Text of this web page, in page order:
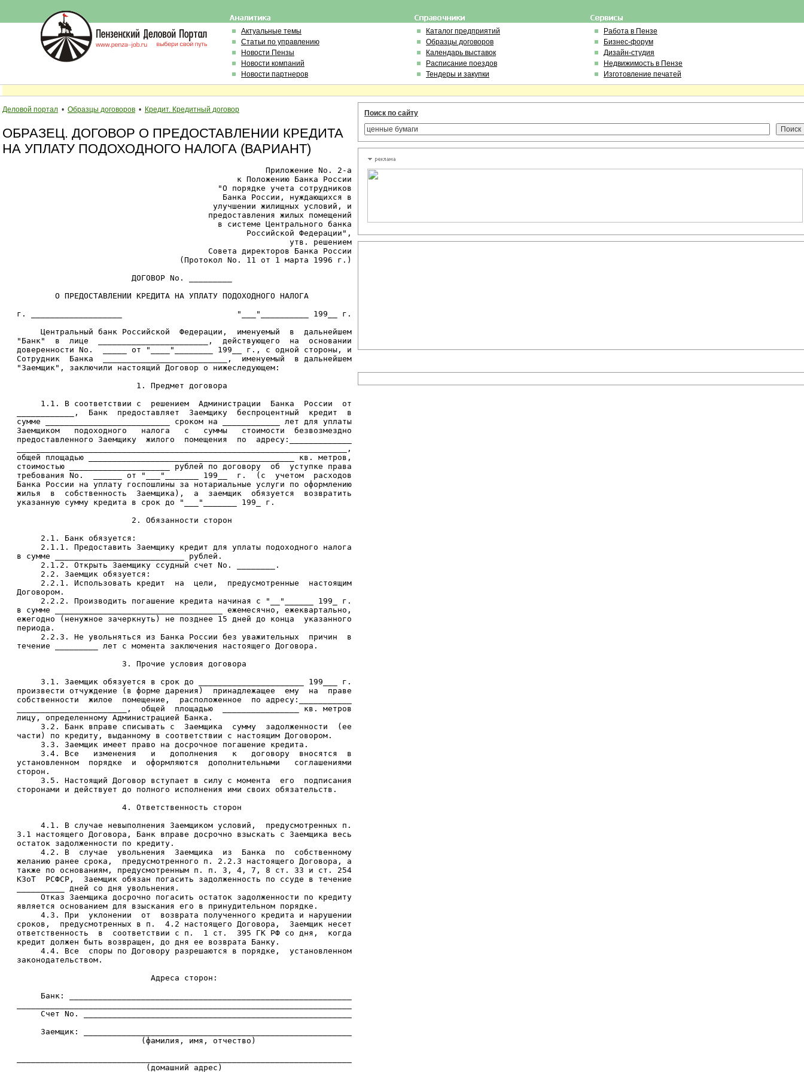
Актуальные темы
Статьи по управлению
Новости Пензы
Новости компаний
Новости партнеров
Каталог предприятий
Образцы договоров
Календарь выставок
Расписание поездов
Тендеры и закупки
Работа в Пензе
Бизнес-форум
Дизайн-студия
Недвижимость в Пензе
Изготовление печатей
Деловой портал • Образцы договоров • Кредит. Кредитный договор
ОБРАЗЕЦ. ДОГОВОР О ПРЕДОСТАВЛЕНИИ КРЕДИТА
НА УПЛАТУ ПОДОХОДНОГО НАЛОГА (ВАРИАНТ)
                                                       Приложение Nо. 2-а
                                                 к Положению Банка России
                                             "О порядке учета сотрудников
                                              Банка России, нуждающихся в
                                            улучшении жилищных условий, и
                                           предоставления жилых помещений
                                             в системе Центрального банка
                                                   Российской Федерации",
                                                            утв. решением
                                           Совета директоров Банка России
                                     (Протокол Nо. 11 от 1 марта 1996 г.)
                           ДОГОВОР Nо. _________
           О ПРЕДОСТАВЛЕНИИ КРЕДИТА НА УПЛАТУ ПОДОХОДНОГО НАЛОГА
   г. ___________________                        "___"__________ 199__ г.
        Центральный банк Российской  Федерации,  именуемый  в  дальнейшем
   "Банк"  в  лице  _______________________,  действующего  на  основании
   доверенности Nо.  _____ от "____"________ 199__ г., с одной стороны, и
   Сотрудник  Банка  __________________________,  именуемый  в дальнейшем
   "Заемщик", заключили настоящий Договор о нижеследующем:
                            1. Предмет договора
        1.1. В соответствии с  решением  Администрации  Банка  России  от
   ____________,  Банк  предоставляет  Заемщику  беспроцентный  кредит  в
   сумме __________________________ сроком на ____________ лет для уплаты
   Заемщиком   подоходного   налога   с   суммы   стоимости  безвозмездно
   предоставленного Заемщику  жилого  помещения  по  адресу:_____________
   _____________________________________________________________________,
   общей площадью ___________________________________________ кв. метров,
   стоимостью _____________________ рублей по договору  об  уступке права
   требования Nо.  ______ от "___"_______ 199__  г.  (с  учетом  расходов
   Банка России на уплату госпошлины за нотариальные услуги по оформлению
   жилья  в  собственность  Заемщика),  а  заемщик  обязуется  возвратить
   указанную сумму кредита в срок до "___"_______ 199_ г.
                           2. Обязанности сторон
        2.1. Банк обязуется:
        2.1.1. Предоставить Заемщику кредит для уплаты подоходного налога
   в сумме ___________________________ рублей.
        2.1.2. Открыть Заемщику ссудный счет Nо. ________.
        2.2. Заемщик обязуется:
        2.2.1. Использовать кредит  на  цели,  предусмотренные  настоящим
   Договором.
        2.2.2. Производить погашение кредита начиная с "__"______ 199_ г.
   в сумме ___________________________________ ежемесячно, ежеквартально,
   ежегодно (ненужное зачеркнуть) не позднее 15 дней до конца  указанного
   периода.
        2.2.3. Не увольняться из Банка России без уважительных  причин  в
   течение _________ лет с момента заключения настоящего Договора.
                         3. Прочие условия договора
        3.1. Заемщик обязуется в срок до ______________________ 199___ г.
   произвести отчуждение (в форме дарения)  принадлежащее  ему  на  праве
   собственности  жилое  помещение,  расположенное  по адресу:___________
   _______________________,  общей  площадью  ________________ кв. метров
   лицу, определенному Администрацией Банка.
        3.2. Банк вправе списывать с  Заемщика  сумму  задолженности  (ее
   части) по кредиту, выданному в соответствии с настоящим Договором.
        3.3. Заемщик имеет право на досрочное погашение кредита.
        3.4. Все   изменения   и   дополнения   к   договору  вносятся  в
   установленном  порядке  и  оформляются  дополнительными   соглашениями
   сторон.
        3.5. Настоящий Договор вступает в силу с момента  его  подписания
   сторонами и действует до полного исполнения ими своих обязательств.
                         4. Ответственность сторон
        4.1. В случае невыполнения Заемщиком условий,  предусмотренных п.
   3.1 настоящего Договора, Банк вправе досрочно взыскать с Заемщика весь
   остаток задолженности по кредиту.
        4.2. В  случае  увольнения  Заемщика  из  Банка  по  собственному
   желанию ранее срока,  предусмотренного п. 2.2.3 настоящего Договора, а
   также по основаниям, предусмотренным п. п. 3, 4, 7, 8 ст. 33 и ст. 254
   КЗоТ  РСФСР,  Заемщик обязан погасить задолженность по ссуде в течение
   __________ дней со дня увольнения.
        Отказ Заемщика досрочно погасить остаток задолженности по кредиту
   является основанием для взыскания его в принудительном порядке.
        4.3. При  уклонении  от  возврата полученного кредита и нарушении
   сроков,  предусмотренных в п.  4.2 настоящего Договора,  Заемщик несет
   ответственность  в  соответствии с п.  1 ст.  395 ГК РФ со дня,  когда
   кредит должен быть возвращен, до дня ее возврата Банку.
        4.4. Все  споры по Договору разрешаются в порядке,  установленном
   законодательством.
                               Адреса сторон:
        Банк: ___________________________________________________________
        Счет Nо. ________________________________________________________
        Заемщик: ________________________________________________________
                             (фамилия, имя, отчество)
                              (домашний адрес)
Поиск по сайту